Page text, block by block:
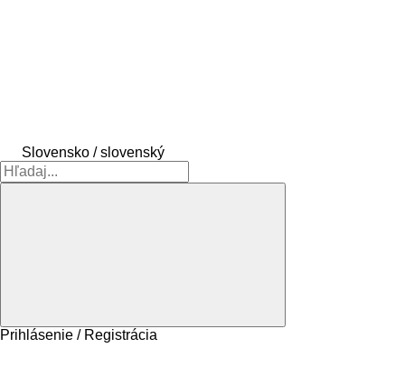
Slovensko / slovenský
Prihlásenie / Registrácia